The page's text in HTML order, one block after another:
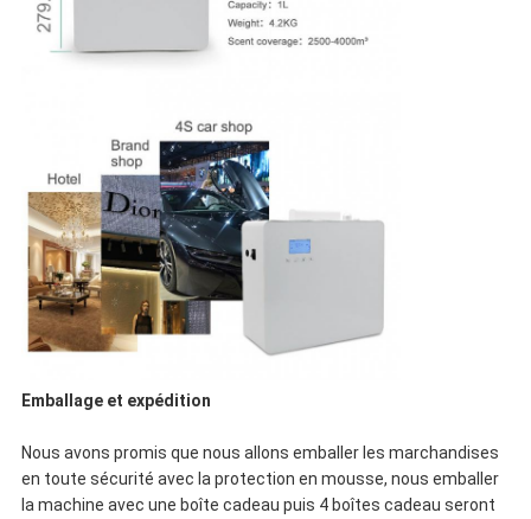
Emballage et expédition
Nous avons promis que nous allons emballer les marchandises
en toute sécurité avec la protection en mousse, nous emballer
la machine avec une boîte cadeau puis 4 boîtes cadeau seront